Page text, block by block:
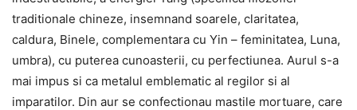
traditionale chineze, insemnand soarele, claritatea,
caldura, Binele, complementara cu Yin – feminitatea, Luna,
umbra), cu puterea cunoasterii, cu perfectiunea. Aurul s-a
mai impus si ca metalul emblematic al regilor si al
imparatilor. Din aur se confectionau mastile mortuare, care